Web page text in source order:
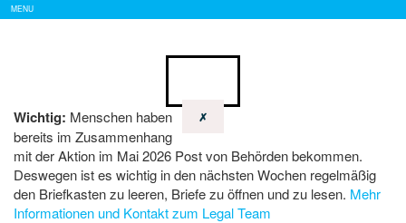
Show/
Hide
MENU
✗
Wichtig: Menschen haben
bereits im Zusammenhang
mit der Aktion im Mai 2026 Post von Behörden bekommen.
Deswegen ist es wichtig in den nächsten Wochen regelmäßig
den Briefkasten zu leeren, Briefe zu öffnen und zu lesen. Mehr
Informationen und Kontakt zum Legal Team